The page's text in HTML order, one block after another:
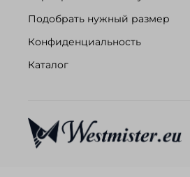
Подобрать нужный размер
Конфиденциальность
Каталог